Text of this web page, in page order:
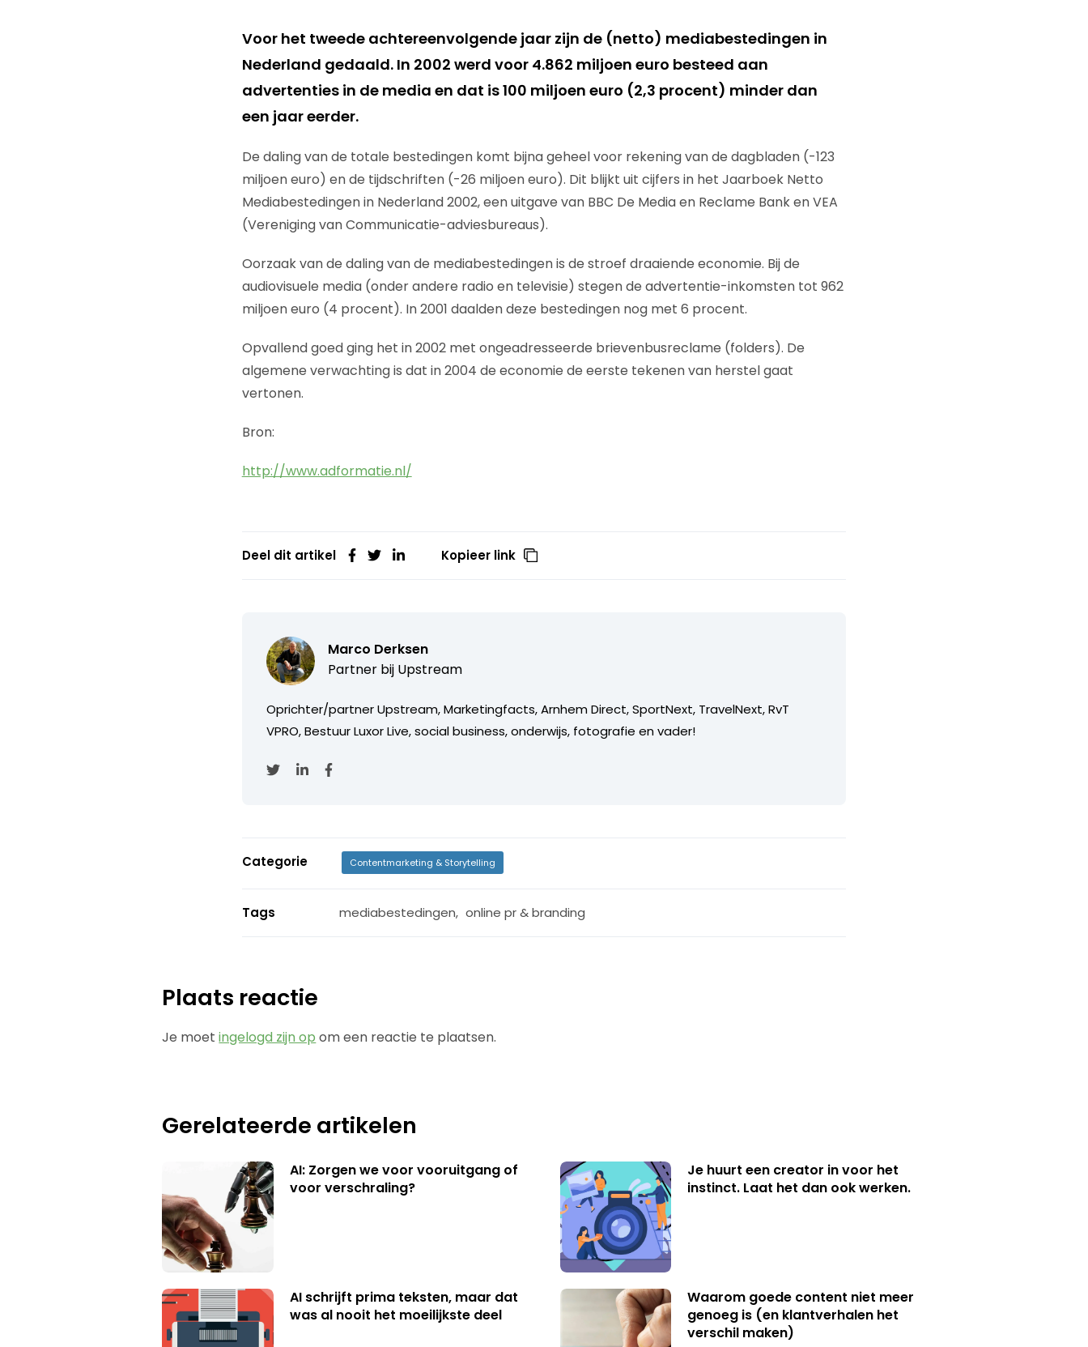
Voor het tweede achtereenvolgende jaar zijn de (netto) mediabestedingen in
Nederland gedaald. In 2002 werd voor 4.862 miljoen euro besteed aan
advertenties in de media en dat is 100 miljoen euro (2,3 procent) minder dan
een jaar eerder.
De daling van de totale bestedingen komt bijna geheel voor rekening van de dagbladen (-123
miljoen euro) en de tijdschriften (-26 miljoen euro). Dit blijkt uit cijfers in het Jaarboek Netto
Mediabestedingen in Nederland 2002, een uitgave van BBC De Media en Reclame Bank en VEA
(Vereniging van Communicatie-adviesbureaus).
Oorzaak van de daling van de mediabestedingen is de stroef draaiende economie. Bij de
audiovisuele media (onder andere radio en televisie) stegen de advertentie-inkomsten tot 962
miljoen euro (4 procent). In 2001 daalden deze bestedingen nog met 6 procent.
Opvallend goed ging het in 2002 met ongeadresseerde brievenbusreclame (folders). De
algemene verwachting is dat in 2004 de economie de eerste tekenen van herstel gaat
vertonen.
Bron:
http://www.adformatie.nl/
Deel dit artikel Kopieer link
Marco Derksen
Partner bij Upstream
Oprichter/partner Upstream, Marketingfacts, Arnhem Direct, SportNext, TravelNext, RvT
VPRO, Bestuur Luxor Live, social business, onderwijs, fotografie en vader!
Categorie Contentmarketing & Storytelling
Tags mediabestedingen, online pr & branding
Plaats reactie
Je moetingelogd zijn op om een reactie te plaatsen.
Gerelateerde artikelen
AI: Zorgen we voor vooruitgang of
voor verschraling?
Je huurt een creator in voor het
instinct. Laat het dan ook werken.
AI schrijft prima teksten, maar dat
was al nooit het moeilijkste deel
Waarom goede content niet meer
genoeg is (en klantverhalen het
verschil maken)